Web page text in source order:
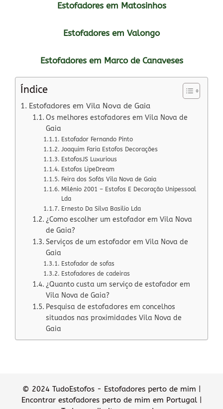
Estofadores em Matosinhos
Estofadores em Valongo
Estofadores em Marco de Canaveses
Índice
Estofadores em Vila Nova de Gaia
Os melhores estofadores em Vila Nova de
Gaia
Estofador Fernando Pinto
Joaquim Faria Estofos Decorações
EstofosJS Luxurious
Estofos LipeDream
Feira dos Sofás Vila Nova de Gaia
Milénio 2001 – Estofos E Decoração Unipessoal
Lda
Ernesto Da Silva Basilio Lda
¿Como escolher um estofador em Vila Nova
de Gaia?
Serviços de um estofador em Vila Nova de
Gaia
Estofador de sofas
Estofadores de cadeiras
¿Quanto custa um serviço de estofador em
Vila Nova de Gaia?
Pesquisa de estofadores em concelhos
situados nas proximidades Vila Nova de
Gaia
© 2024 TudoEstofos - Estofadores perto de mim |
Encontrar estofadores perto de mim em Portugal |